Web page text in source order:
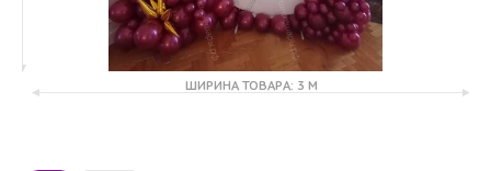
ШИРИНА ТОВАРА: 3 М